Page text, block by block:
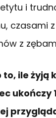
i
czasami
z
to, ile żyją
ukończy